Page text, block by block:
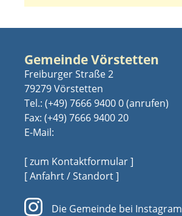
Gemeinde Vörstetten
Freiburger Straße 2
79279 Vörstetten
Tel.: (+49) 7666 9400 0
Fax: (+49) 7666 9400 20
E-Mail:
[ zum Kontaktformular ]
[ Anfahrt / Standort ]
Die Gemeinde bei Instagram